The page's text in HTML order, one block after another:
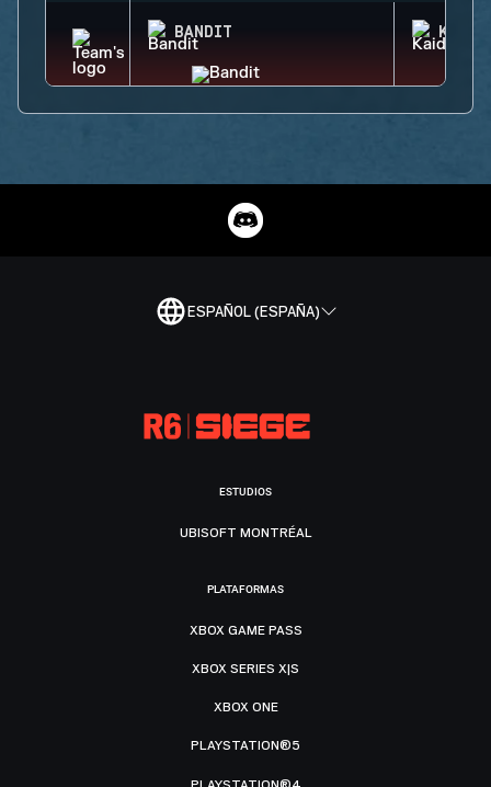
BANDIT KAID
ESPAÑOL (ESPAÑA)
ESTUDIOS
UBISOFT MONTRÉAL
PLATAFORMAS
XBOX GAME PASS
XBOX SERIES X|S
XBOX ONE
PLAYSTATION®5